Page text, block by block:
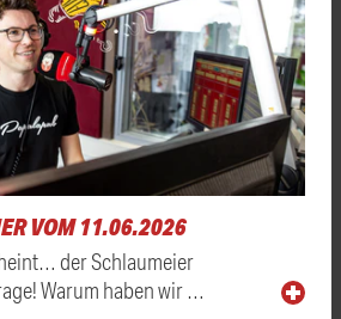
VOM 11.06.2026
der Schlaumeier
Warum haben wir …